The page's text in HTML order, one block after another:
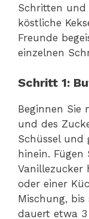
Schritten und
köstliche
Freunde
einzelnen
Schritt 1:
Beginnen Sie
und des
Schüssel und
hinein.
Vanillezucker
oder einer
Mischung,
dauert etwa